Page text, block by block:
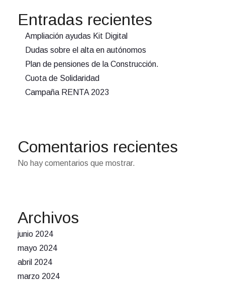
Entradas recientes
Ampliación ayudas Kit Digital
Dudas sobre el alta en autónomos
Plan de pensiones de la Construcción.
Cuota de Solidaridad
Campaña RENTA 2023
Comentarios recientes
No hay comentarios que mostrar.
Archivos
junio 2024
mayo 2024
abril 2024
marzo 2024